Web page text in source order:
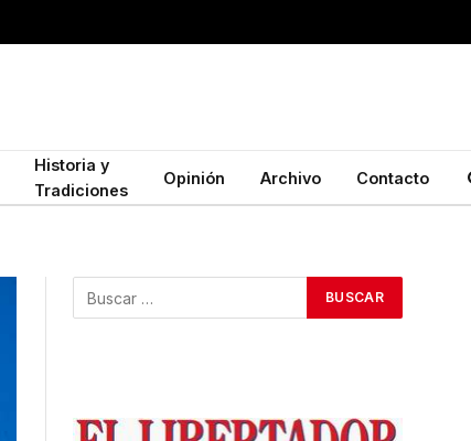
Historia y
Tradiciones
Opinión Archivo Contacto